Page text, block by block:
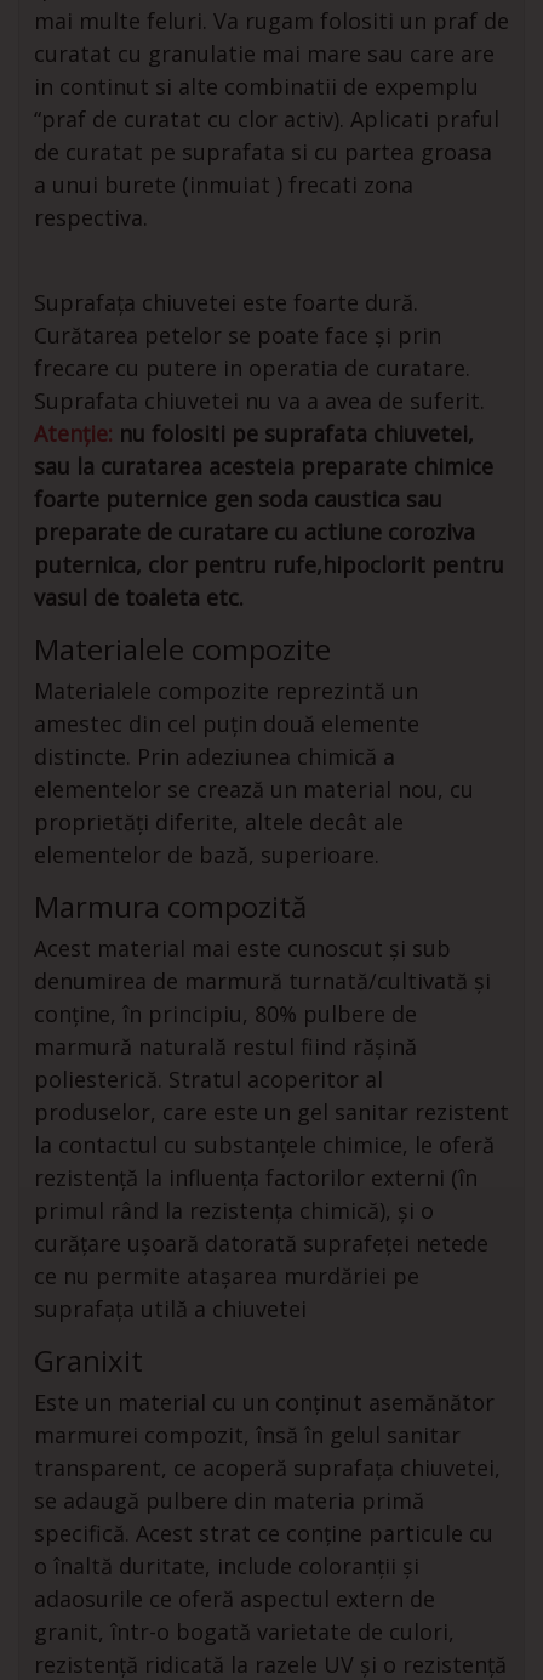
mai multe feluri. Va rugam folositi un praf de
curatat cu granulatie mai mare sau care are
in continut si alte combinatii de expemplu
“praf de curatat cu clor activ). Aplicati praful
de curatat pe suprafata si cu partea groasa
a unui burete (inmuiat ) frecati zona
respectiva.
Suprafața chiuvetei este foarte dură.
Curătarea petelor se poate face și prin
frecare cu putere in operatia de curatare.
Suprafata chiuvetei nu va a avea de suferit.
Atenție: nu folositi pe suprafata chiuvetei,
sau la curatarea acesteia preparate chimice
foarte puternice gen soda caustica sau
preparate de curatare cu actiune coroziva
puternica, clor pentru rufe,hipoclorit pentru
vasul de toaleta etc.
Materialele compozite
Materialele compozite reprezintă un
amestec din cel puțin două elemente
distincte. Prin adeziunea chimică a
elementelor se crează un material nou, cu
proprietăți diferite, altele decât ale
elementelor de bază, superioare.
Marmura compozită
Acest material mai este cunoscut și sub
denumirea de marmură turnată/cultivată și
conține, în principiu, 80% pulbere de
marmură naturală restul fiind rășină
poliesterică. Stratul acoperitor al
produselor, care este un gel sanitar rezistent
la contactul cu substanțele chimice, le oferă
rezistență la influența factorilor externi (în
primul rând la rezistența chimică), și o
curățare ușoară datorată suprafeței netede
ce nu permite atașarea murdăriei pe
suprafața utilă a chiuvetei
Granixit
Este un material cu un conținut asemănător
marmurei compozit, însă în gelul sanitar
transparent, ce acoperă suprafața chiuvetei,
se adaugă pulbere din materia primă
specifică. Acest strat ce conține particule cu
o înaltă duritate, include coloranții și
adaosurile ce oferă aspectul extern de
granit, într-o bogată varietate de culori,
rezistență ridicată la razele UV și o rezistență